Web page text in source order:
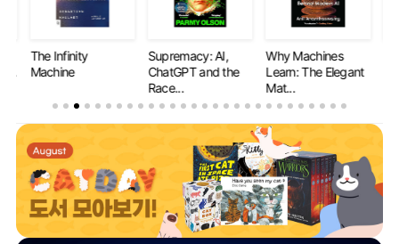
The Infinity
Machine
Supremacy: AI,
ChatGPT and the
Race...
Why Machines
Learn: The Elegant
Mat...